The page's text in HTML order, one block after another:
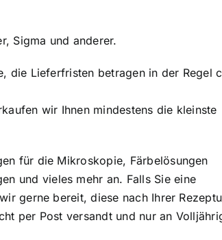
Sigma und anderer.
die Lieferfristen betragen in der Regel
wir Ihnen mindestens die kleinste
für die Mikroskopie, Färbelösungen
und vieles mehr an. Falls Sie eine
gerne bereit, diese nach Ihrer
per Post versandt und nur an